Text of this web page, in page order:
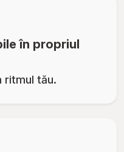
în propriul
ritmul tău.